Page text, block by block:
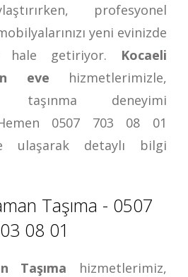
profesyonel
yeni evinizde
hale getiriyor. Kocaeli
eve hizmetlerimizle,
deneyimi
0507 703 08 01
ulaşarak detaylı bilgi
Taşıma - 0507
08 01
Taşıma hizmetlerimiz,